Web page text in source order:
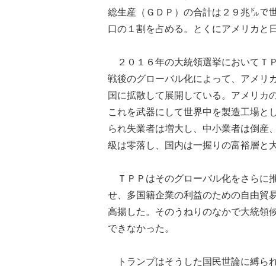
総生産（ＧＤＰ）の合計は２９兆㌦で
口の１割を占める。とくにアメリカと
２０１６年の大統領選挙においてＴ
戦後のグローバル化によって、アメリ
国に拡散して展開している。アメリカ
これを武器にして世界中を製造工場と
られ失業者は増大し、中小業者は倒産
級は零落し、国内は一握りの富裕層と
ＴＰＰはそのグローバル化をさらに
せ、多国籍企業の利益のための自由貿
高揚した。そのうねりのなかで大統領
できなかった。
トランプはそうした国民世論に縛ら